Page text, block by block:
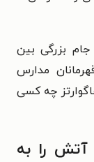
بزرگی بین
مدارس
چه کسی
آتش را به